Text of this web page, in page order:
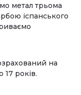
метал трьома
іспанського
на
17 років.